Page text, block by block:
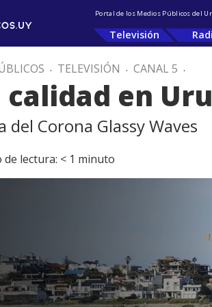
Portal de los Medios Públicos del
Televisión
. TELEVISIÓN . CANAL 5 .
calidad en
del Corona Glassy Waves
de lectura: < 1 minuto